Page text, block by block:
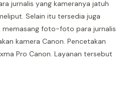
jurnalis yang kameranya jatuh
Selain itu tersedia juga
memasang foto-foto para jurnalis
kamera Canon. Pencetakan
Pro Canon. Layanan tersebut